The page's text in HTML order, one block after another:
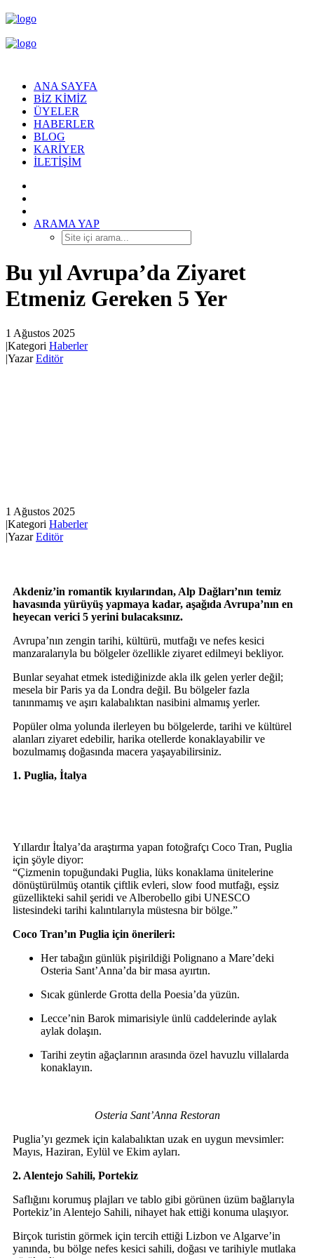
ANA SAYFA
BIZ KIMIZ
ÜYELER
HABERLER
BLOG
KARIYER
İLETIŞIM
ARAMA YAP
Bu yıl Avrupa’da Ziyaret
Etmeniz Gereken 5 Yer
1 Ağustos 2025
|Kategori Haberler
|YazarEditör
1 Ağustos 2025
|Kategori Haberler
|YazarEditör
Akdeniz’in romantik kıyılarından, Alp Dağları’nın temiz
havasında yürüyüş yapmaya kadar, aşağıda Avrupa’nın en
heyecan verici 5 yerini bulacaksınız.
Avrupa’nın zengin tarihi, kültürü, mutfağı ve nefes kesici
manzaralarıyla bu bölgeler özellikle ziyaret edilmeyi bekliyor.
Bunlar seyahat etmek istediğinizde akla ilk gelen yerler değil;
mesela bir Paris ya da Londra değil. Bu bölgeler fazla
tanınmamış ve aşırı kalabalıktan nasibini almamış yerler.
Popüler olma yolunda ilerleyen bu bölgelerde, tarihi ve kültürel
alanları ziyaret edebilir, harika otellerde konaklayabilir ve
bozulmamış doğasında macera yaşayabilirsiniz.
1. Puglia, İtalya
Yıllardır İtalya’da araştırma yapan fotoğrafçı Coco Tran, Puglia
için şöyle diyor:
“Çizmenin topuğundaki Puglia, lüks konaklama ünitelerine
dönüştürülmüş otantik çiftlik evleri, slow food mutfağı, eşsiz
güzellikteki sahil şeridi ve Alberobello gibi UNESCO
listesindeki tarihi kalıntılarıyla müstesna bir bölge.”
Coco Tran’ın Puglia için önerileri:
Her tabağın günlük pişirildiği Polignano a Mare’deki
Osteria Sant’Anna’da bir masa ayırtın.
Sıcak günlerde Grotta della Poesia’da yüzün.
Lecce’nin Barok mimarisiyle ünlü caddelerinde aylak
aylak dolaşın.
Tarihi zeytin ağaçlarının arasında özel havuzlu villalarda
konaklayın.
Osteria Sant’Anna Restoran
Puglia’yı gezmek için kalabalıktan uzak en uygun mevsimler:
Mayıs, Haziran, Eylül ve Ekim ayları.
2. Alentejo Sahili, Portekiz
Saflığını korumuş plajları ve tablo gibi görünen üzüm bağlarıyla
Portekiz’in Alentejo Sahili, nihayet hak ettiği konuma ulaşıyor.
Birçok turistin görmek için tercih ettiği Lizbon ve Algarve’in
yanında, bu bölge nefes kesici sahili, doğası ve tarihiyle mutlaka